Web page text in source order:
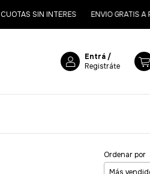
SIN INTERES ENVIO GRATIS A
Entrá /
Registráte
Ordenar por